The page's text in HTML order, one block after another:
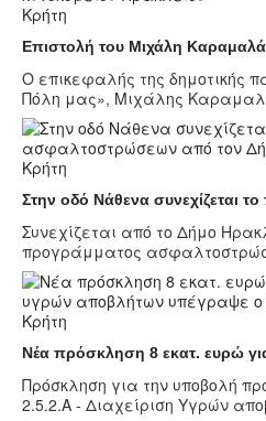
Κρήτη
Επιστολή του Μιχάλη
Ο επικεφαλής της δημοτικής
Πόλη μας», Μιχάλης
Κρήτη
Στην οδό Νάθενα συνεχίζεται
Συνεχίζεται από το Δήμο
προγράμματος
Κρήτη
Νέα πρόσκληση 8 εκατ. ευρώ
Πρόσκληση για την υποβολή
2.5.2.Α - Διαχείριση Υγρών